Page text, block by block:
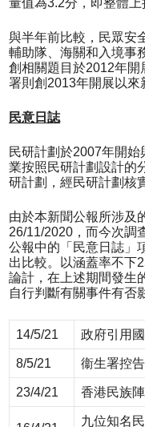
量值為3.2分，即整體上
與半年前比較，民眾安
輔助隊、海關和入境事
創相關題目於2012年開
署則創2013年開展以來
民意日誌
民研計劃於2007年開
業按照民研計劃設計的
研計劃，經民研計劃核
由於本新聞公報所涉及
26/11/2020，而今次調
公報中的「民意日誌」
出比較。以涵蓋率不下
論計，在上述期間發生
自行判斷有關事件有否
14/5/21 政府引用
8/5/21 衞生署控
23/4/21 香港民族
九位知名